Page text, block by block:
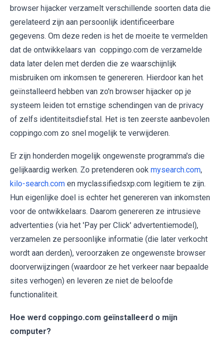
browser hijacker verzamelt verschillende soorten data die
gerelateerd zijn aan persoonlijk identificeerbare
gegevens. Om deze reden is het de moeite te vermelden
dat de ontwikkelaars van coppingo.com de verzamelde
data later delen met derden die ze waarschijnlijk
misbruiken om inkomsen te genereren. Hierdoor kan het
geïnstalleerd hebben van zo'n browser hijacker op je
systeem leiden tot ernstige schendingen van de privacy
of zelfs identiteitsdiefstal. Het is ten zeerste aanbevolen
coppingo.com zo snel mogelijk te verwijderen.
Er zijn honderden mogelijk ongewenste programma's die
gelijkaardig werken. Zo pretenderen ook mysearch.com,
kilo-search.com en myclassifiedsxp.com legitiem te zijn.
Hun eigenlijke doel is echter het genereren van inkomsten
voor de ontwikkelaars. Daarom genereren ze intrusieve
advertenties (via het 'Pay per Click' advertentiemodel),
verzamelen ze persoonlijke informatie (die later verkocht
wordt aan derden), veroorzaken ze ongewenste browser
doorverwijzingen (waardoor ze het verkeer naar bepaalde
sites verhogen) en leveren ze niet de beloofde
functionaliteit.
Hoe werd coppingo.com geïnstalleerd o mijn
computer?